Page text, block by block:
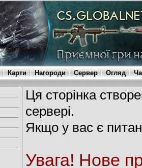
Карти Нагороди Сервер Огляд